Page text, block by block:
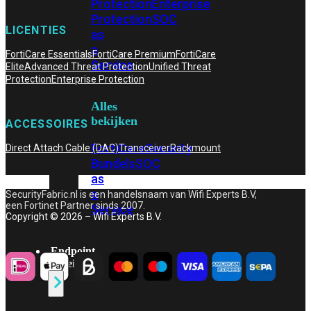
ProtectionEnterprise
ProtectionSOC
as
a
Service
Alles
bekijken
FortiCareSecurity
BundelsSOC
as
a
Service
Endpoint
Beveiliging
LICENTIES
FortiCare EssentialsFortiCare PremiumFortiCare
EliteAdvanced Threat ProtectionUnified Threat
ProtectionEnterprise Protection
ACCESSOIRES
Direct Attach Cable (DAC)TransceiverRackmount
SecurityFabric.nl is een handelsnaam van Wifi Experts B.V,
een Fortinet Partner sinds 2007.
Copyright © 2026 – Wifi Experts B.V.